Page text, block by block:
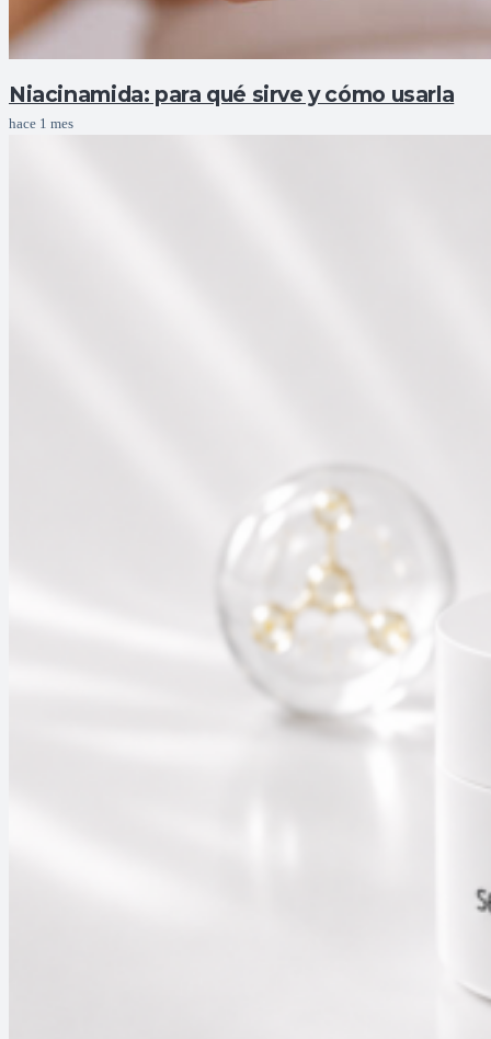
Niacinamida: para qué sirve y cómo usarla
hace 1 mes